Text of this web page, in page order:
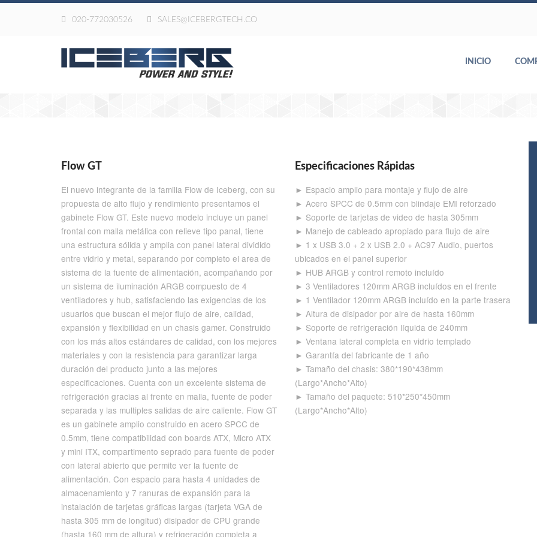
020-772030526 SALES@ICEBERGTECH.CO
INICIO
Flow GT
El nuevo integrante de la familia Flow de Iceberg, con su
propuesta de alto flujo y rendimiento presentamos el
gabinete Flow GT. Este nuevo modelo incluye un panel
frontal con malla metálica con relieve tipo panal, tiene
una estructura sólida y amplia con panel lateral dividido
entre vidrio y metal, separando por completo el area de
sistema de la fuente de alimentación, acompañando por
un sistema de iluminación ARGB compuesto de 4
ventiladores y hub, satisfaciendo las exigencias de los
usuarios que buscan el mejor flujo de aire, calidad,
expansión y flexibilidad en un chasis gamer. Construido
con los más altos estándares de calidad, con los mejores
materiales y con la resistencia para garantizar larga
duración del producto junto a las mejores
especificaciones. Cuenta con un excelente sistema de
refrigeración gracias al frente en malla, fuente de poder
separada y las multiples salidas de aire caliente. Flow GT
es un gabinete amplio construido en acero SPCC de
0.5mm, tiene compatibilidad con boards ATX, Micro ATX
y mini ITX, compartimento seprado para fuente de poder
con lateral abierto que permite ver la fuente de
alimentación. Con espacio para hasta 4 unidades de
almacenamiento y 7 ranuras de expansión para la
instalación de tarjetas gráficas largas (tarjeta VGA de
hasta 305 mm de longitud) disipador de CPU grande
(hasta 160 mm de altura) y refrigeración completa a
Especificaciones Rápidas
► Espacio amplio para montaje y flujo de aire
► Acero SPCC de 0.5mm con blindaje EMI reforzado
► Soporte de tarjetas de video de hasta 305mm
► Manejo de cableado apropiado para flujo de aire
► 1 x USB 3.0 + 2 x USB 2.0 + AC97 Audio, puertos
ubicados en el panel superior
► HUB ARGB y control remoto incluído
► 3 Ventiladores 120mm ARGB incluídos en el frente
► 1 Ventilador 120mm ARGB incluído en la parte trasera
► Altura de disipador por aire de hasta 160mm
► Soporte de refrigeración líquida de 240mm
► Ventana lateral completa en vidrio templado
► Garantía del fabricante de 1 año
► Tamaño del chasis: 380*190*438mm
(Largo*Ancho*Alto)
► Tamaño del paquete: 510*250*450mm
(Largo*Ancho*Alto)